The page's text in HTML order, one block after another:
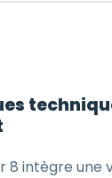
8 intègre une